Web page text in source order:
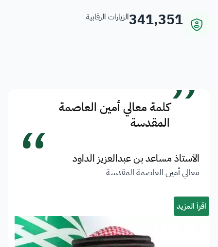
341,351الزيارات الرقابية
”كلمة معالي أمين العاصمة
المقدسة
الأستاذ مساعد بن عبدالعزيز الداود
معالي أمين العاصمة المقدسة “